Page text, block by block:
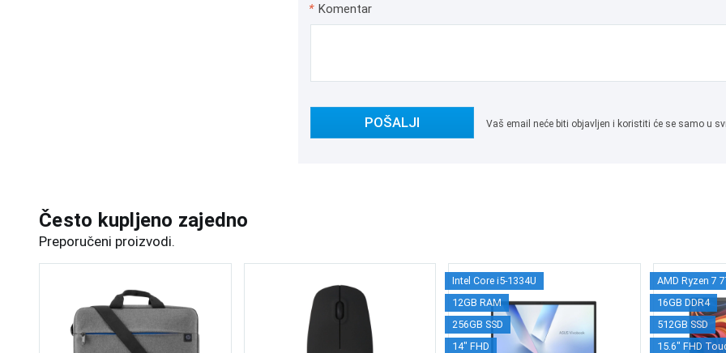
* Komentar
POŠALJI Vaš email neće biti objavljen i koristiti će se samo u
Često kupljeno zajedno
Preporučeni proizvodi.
Intel Core i5-1334U
12GB RAM
256GB SSD
14" FHD
AMD Ryzen 7
16GB DDR4
512GB SSD
15.6" FHD